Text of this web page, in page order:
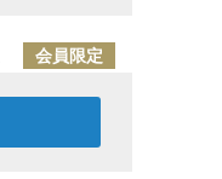
会員限定